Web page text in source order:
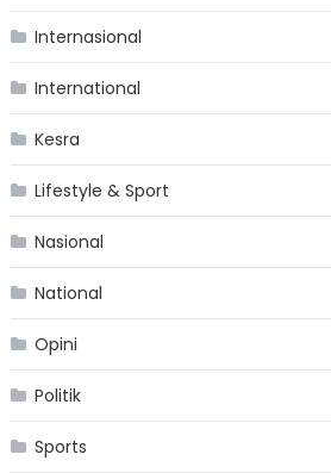
Internasional
International
Kesra
Lifestyle & Sport
Nasional
National
Opini
Politik
Sports